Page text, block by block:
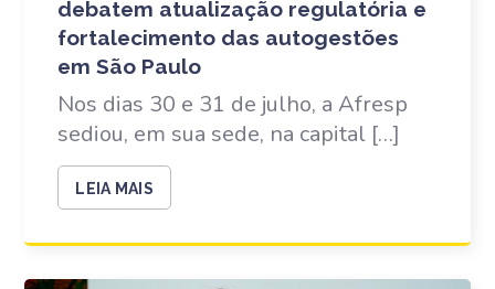
debatem atualização regulatória e
fortalecimento das autogestões
em São Paulo
Nos dias 30 e 31 de julho, a Afresp
sediou, em sua sede, na capital […]
LEIA MAIS